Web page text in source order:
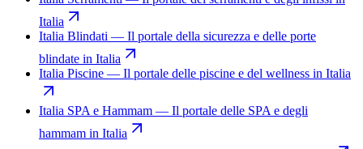
Italia
Italia Blindati — Il portale della sicurezza e delle porte
blindate in Italia
Italia Piscine — Il portale delle piscine e del wellness in Italia
Italia SPA e Hammam — Il portale delle SPA e degli
hammam in Italia